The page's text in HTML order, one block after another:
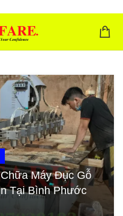
Máy Đục Gỗ
Tại Bình Phước